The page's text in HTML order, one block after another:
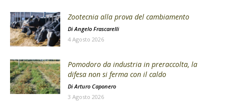
Zootecnia alla prova del cambiamento
DiAngelo Frascarelli
4 Agosto 2026
Pomodoro da industria in preraccolta, la
difesa non si ferma con il caldo
Di Arturo Caponero
3 Agosto 2026